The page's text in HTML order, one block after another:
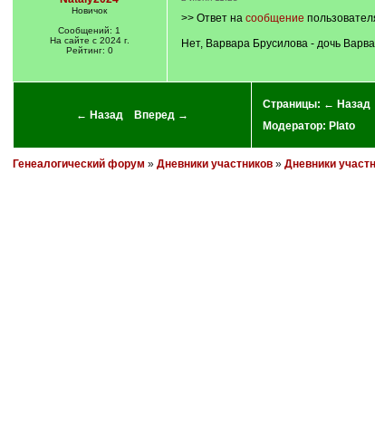
Новичок
Сообщений: 1
На сайте с 2024 г.
Рейтинг: 0
>> Ответ на сообщение
Нет, Варвара Брусилова - дочь
← Назад Вперед →
Страницы: ← Назад
Модератор: Plato
Генеалогический форум » Дневники участников» Дневники